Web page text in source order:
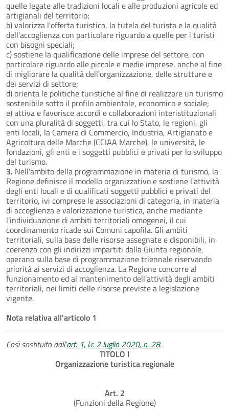
quelle legate alle tradizioni locali e alle produzioni agricole ed
artigianali del territorio;
b) valorizza l'offerta turistica, la tutela del turista e la qualità
dell'accoglienza con particolare riguardo a quelle per i turisti
con bisogni speciali;
c) sostiene la qualificazione delle imprese del settore, con
particolare riguardo alle piccole e medie imprese, anche al fine
di migliorare la qualità dell'organizzazione, delle strutture e
dei servizi di settore;
d) orienta le politiche turistiche al fine di realizzare un turismo
sostenibile sotto il profilo ambientale, economico e sociale;
e) attiva e favorisce accordi e collaborazioni interistituzionali
con una pluralità di soggetti, tra cui lo Stato, le regioni, gli
enti locali, la Camera di Commercio, Industria, Artigianato e
Agricoltura delle Marche (CCIAA Marche), le università, le
fondazioni, gli enti e i soggetti pubblici e privati per lo sviluppo
del turismo.
3. Nell'ambito della programmazione in materia di turismo, la
Regione definisce il modello organizzativo e sostiene l'attività
degli enti locali e di qualificati soggetti pubblici e privati del
territorio, ivi comprese le associazioni di categoria, in materia
di accoglienza e valorizzazione turistica, anche mediante
l'individuazione di ambiti territoriali omogenei, il cui
coordinamento ricade sui Comuni capofila. Gli ambiti
territoriali, sulla base delle risorse assegnate e disponibili, in
coerenza con gli indirizzi impartiti dalla Giunta regionale,
operano sulla base di programmazione triennale riservando
priorità ai servizi di accoglienza. La Regione concorre al
funzionamento ed al mantenimento dell'attività degli ambiti
territoriali, nei limiti delle risorse previste a legislazione
vigente.
Nota relativa all'articolo 1
Così sostituito dall'art. 1, l.r. 2 luglio 2020, n. 28.
TITOLO I
Organizzazione turistica regionale
Art. 2
(Funzioni della Regione)